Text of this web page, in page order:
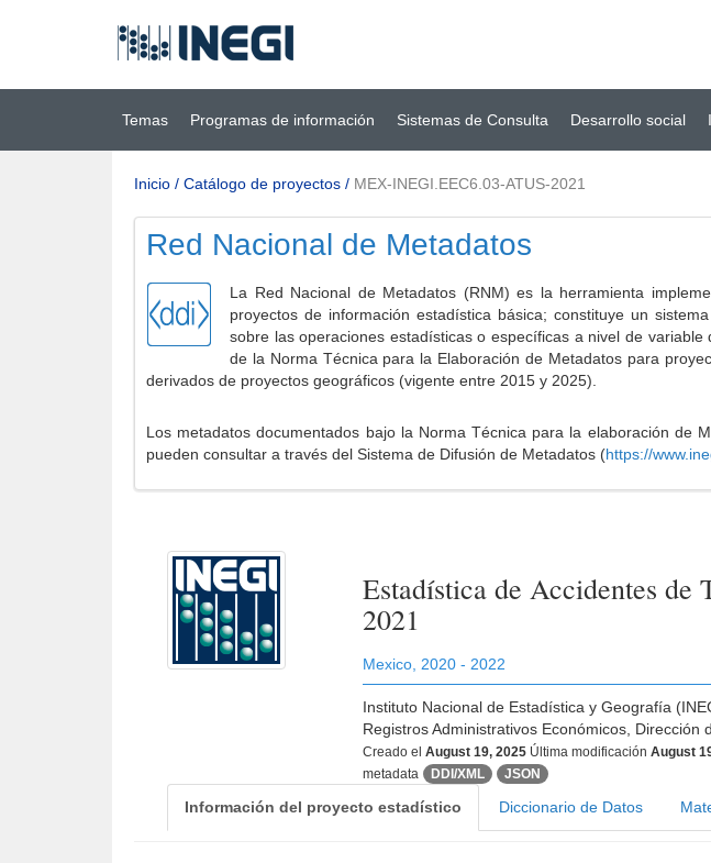
principal
(INEGI)
Temas Programas de información Sistemas de Consulta Desarrollo social
Inicio / Catálogo de proyectos / MEX-INEGI.EEC6.03-ATUS-2021
Red Nacional de Metadatos
La Red Nacional de Metadatos (RNM) es la herramienta
proyectos de información estadística básica; constituye un
sobre las operaciones estadísticas o específicas a nivel de
de la Norma Técnica para la Elaboración de Metadatos para
derivados de proyectos geográficos (vigente entre 2015 y 2025).
Los metadatos documentados bajo la Norma Técnica para la elaboración de
pueden consultar a través del Sistema de Difusión de Metadatos (https://
Estadística de Accidentes de
2021
Mexico 2020 - 2022
Instituto Nacional de Estadística y Geografía
Registros Administrativos Económicos,
Creado elAugust 19, 2025 Última modificaciónAugust
metadata
DDI/XML JSON
Información del proyecto estadístico Diccionario de Datos